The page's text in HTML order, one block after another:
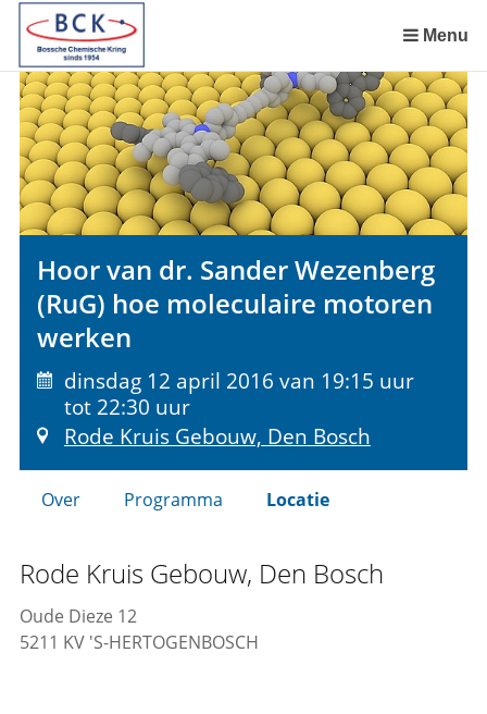
Sla
links
over
Spring
naar
de
inhoud
Spring
naar
menu
Menu
Hoor van dr. Sander Wezenberg
(RuG) hoe moleculaire motoren
werken
dinsdag 12 april 2016 van 19:15 uur
tot 22:30 uur
Rode Kruis Gebouw, Den Bosch
Over Programma Locatie
Rode Kruis Gebouw, Den Bosch
Oude Dieze 12
5211 KV 'S-HERTOGENBOSCH